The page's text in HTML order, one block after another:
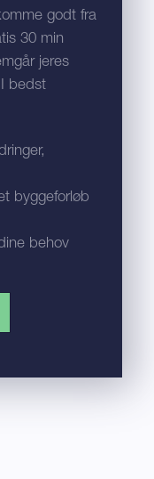
godt fra
30 min
jeres
bedst
byggeforløb
behov